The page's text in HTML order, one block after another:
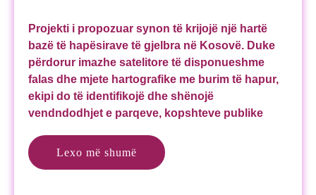
Projekti i propozuar synon të krijojë një hartë
bazë të hapësirave të gjelbra në Kosovë. Duke
përdorur imazhe satelitore të disponueshme
falas dhe mjete hartografike me burim të hapur,
ekipi do të identifikojë dhe shënojë
vendndodhjet e parqeve, kopshteve publike
Lexo më shumë